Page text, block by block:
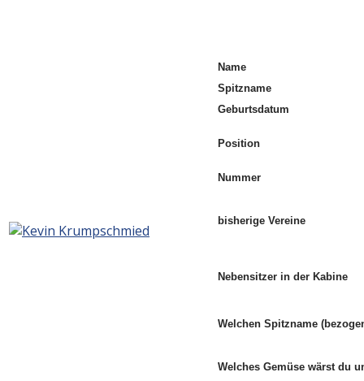
Name
Spitzname
Geburtsdatum
Position
Nummer
bisherige Vereine
Nebensitzer in der Kabine
Welchen Spitzname
Welches Gemüse wärst du